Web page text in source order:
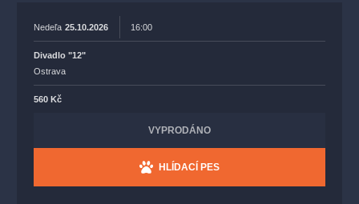
Nedeľa 25.10.2026 16:00
Divadlo "12"
Ostrava
560 Kč
VYPRODÁNO
HLÍDACÍ PES